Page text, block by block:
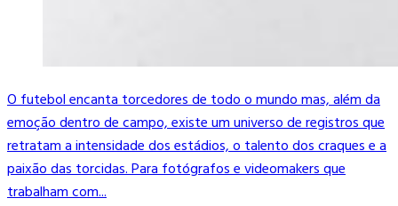
O futebol encanta torcedores de todo o mundo mas, além da
emoção dentro de campo, existe um universo de registros que
retratam a intensidade dos estádios, o talento dos craques e a
paixão das torcidas. Para fotógrafos e videomakers que
trabalham com...